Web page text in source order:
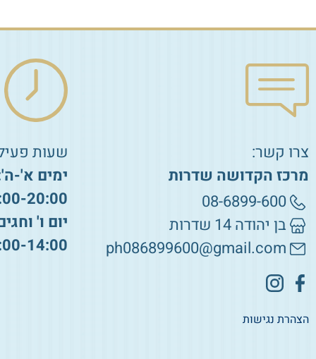
צרו קשר:
מרכז הקדושה שדרות
08-6899-600
בן יהודה 14 שדרות
ph086899600@gmail.com
הצהרת נגישות
שעות
ימים א'-
20:00
יום ו'
14:00